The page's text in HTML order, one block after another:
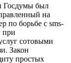
Госдумы был
на
по борьбе с sms-
при
сотовыми
Закон
простых